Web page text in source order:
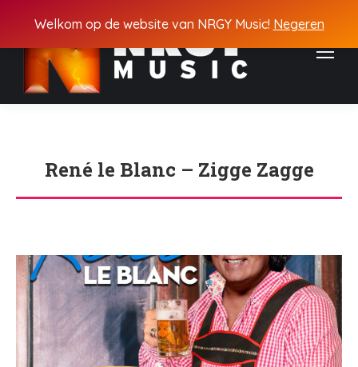
Welkom op de website van NRGY Music! Negeren
René le Blanc – Zigge Zagge
Je bent hier: